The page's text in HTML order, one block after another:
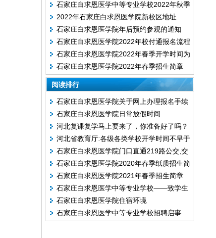
招生简章
石家庄白求恩医学中等专业学校2022年秋季
新生入学须知
2022年石家庄白求恩医学院新校区地址
石家庄白求恩医学院年后预约参观的通知
石家庄白求恩医学院2022年校付通报名流程
说明
石家庄白求恩医学院2022年春季开学时间为
2月20日
石家庄白求恩医学院2022年春季招生简章
（纸质版）
阅读排行
石家庄白求恩医学院关于网上办理报名手续
的详细说明
石家庄白求恩医学院日常放假时间
河北复课复学马上要来了，你准备好了吗？
河北省教育厅:各级各类学校开学时间不早于
3月1日
石家庄白求恩医学院门口直通219路公交,交
通更便捷
石家庄白求恩医学院2020年春季纸质招生简
章
石家庄白求恩医学院2021年春季招生简章
石家庄白求恩医学中等专业学校——致学生
及家长的一封告知书
石家庄白求恩医学院住宿环境
石家庄白求恩医学中等专业学校招聘启事